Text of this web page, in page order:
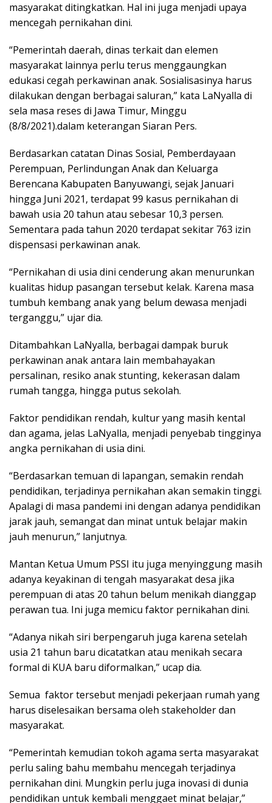
masyarakat ditingkatkan. Hal ini juga menjadi upaya
mencegah pernikahan dini.
“Pemerintah daerah, dinas terkait dan elemen
masyarakat lainnya perlu terus menggaungkan
edukasi cegah perkawinan anak. Sosialisasinya harus
dilakukan dengan berbagai saluran,” kata LaNyalla di
sela masa reses di Jawa Timur, Minggu
(8/8/2021).dalam keterangan Siaran Pers.
Berdasarkan catatan Dinas Sosial, Pemberdayaan
Perempuan, Perlindungan Anak dan Keluarga
Berencana Kabupaten Banyuwangi, sejak Januari
hingga Juni 2021, terdapat 99 kasus pernikahan di
bawah usia 20 tahun atau sebesar 10,3 persen.
Sementara pada tahun 2020 terdapat sekitar 763 izin
dispensasi perkawinan anak.
“Pernikahan di usia dini cenderung akan menurunkan
kualitas hidup pasangan tersebut kelak. Karena masa
tumbuh kembang anak yang belum dewasa menjadi
terganggu,” ujar dia.
Ditambahkan LaNyalla, berbagai dampak buruk
perkawinan anak antara lain membahayakan
persalinan, resiko anak stunting, kekerasan dalam
rumah tangga, hingga putus sekolah.
Faktor pendidikan rendah, kultur yang masih kental
dan agama, jelas LaNyalla, menjadi penyebab tingginya
angka pernikahan di usia dini.
“Berdasarkan temuan di lapangan, semakin rendah
pendidikan, terjadinya pernikahan akan semakin tinggi.
Apalagi di masa pandemi ini dengan adanya pendidikan
jarak jauh, semangat dan minat untuk belajar makin
jauh menurun,” lanjutnya.
Mantan Ketua Umum PSSI itu juga menyinggung masih
adanya keyakinan di tengah masyarakat desa jika
perempuan di atas 20 tahun belum menikah dianggap
perawan tua. Ini juga memicu faktor pernikahan dini.
“Adanya nikah siri berpengaruh juga karena setelah
usia 21 tahun baru dicatatkan atau menikah secara
formal di KUA baru diformalkan,” ucap dia.
Semua faktor tersebut menjadi pekerjaan rumah yang
harus diselesaikan bersama oleh stakeholder dan
masyarakat.
“Pemerintah kemudian tokoh agama serta masyarakat
perlu saling bahu membahu mencegah terjadinya
pernikahan dini. Mungkin perlu juga inovasi di dunia
pendidikan untuk kembali menggaet minat belajar,”